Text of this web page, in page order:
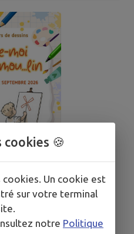
"dessine-
cookies 🍪
Un cookie est
sur votre terminal
notre Politique